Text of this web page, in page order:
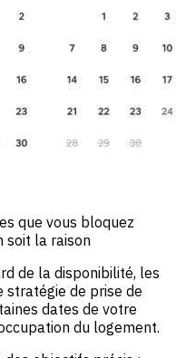
que vous bloquez
soit la raison
de la disponibilité, les
stratégie de prise de
dates de votre
du logement.